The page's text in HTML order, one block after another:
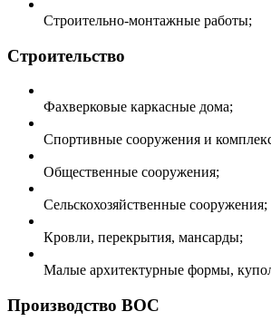
Строительно-монтажные работы;
Строительство
Фахверковые каркасные дома;
Спортивные сооружения и
Общественные сооружения;
Сельскохозяйственные сооружения;
Кровли, перекрытия, мансарды;
Малые архитектурные формы,
Производство ВОС